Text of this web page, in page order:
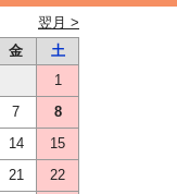
翌月 >
金
土
1
7
8
14
15
21
22